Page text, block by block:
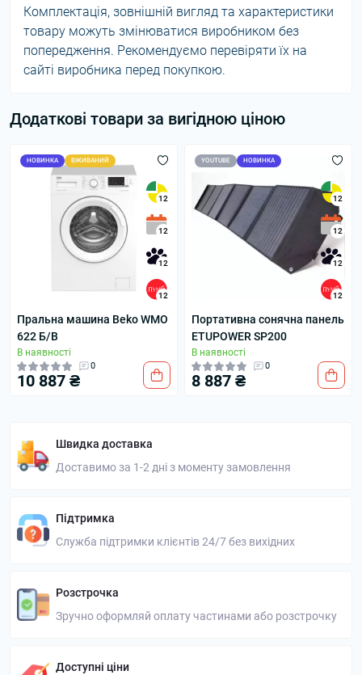
Комплектація, зовнішній вигляд та характеристики
товару можуть змінюватися виробником без
попередження. Рекомендуємо перевіряти їх на
сайті виробника перед покупкою.
Додаткові товари за вигідною ціною
НОВИНКА ВЖИВАНИЙ
12
12
12
12
Пральна машина Beko WMO
622 Б/В
В наявності
0
10 887 ₴
YOUTUBE НОВИНКА
12
12
12
12
Портативна сонячна панель
ETUPOWER SP200
В наявності
0
8 887 ₴
Швидка доставка
Доставимо за 1-2 дні з моменту замовлення
Підтримка
Служба підтримки клієнтів 24/7 без вихідних
Розстрочка
Зручно оформляй оплату частинами або розстрочку
Доступні ціни